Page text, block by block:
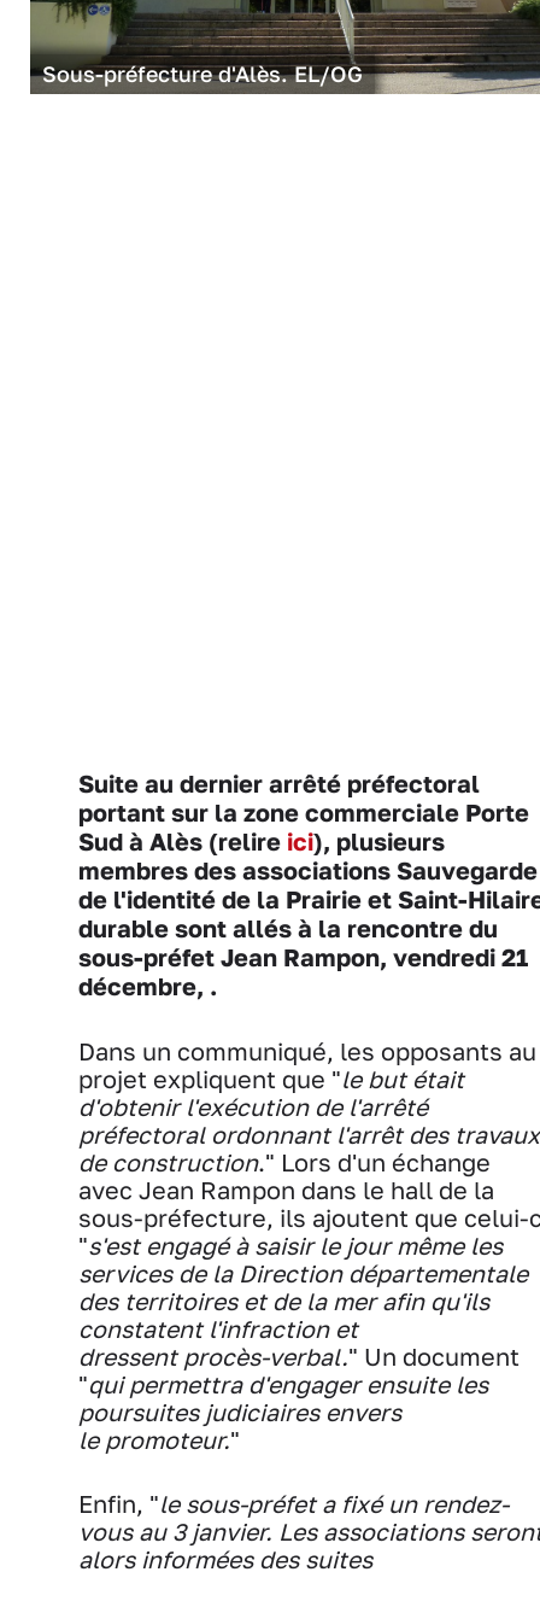
Sous-préfecture d'Alès. EL/OG
Suite au dernier arrêté préfectoral
portant sur la zone commerciale Porte
Sud à Alès (relire ici), plusieurs
membres des associations Sauvegarde
de l'identité de la Prairie et Saint-
durable sont allés à la rencontre du
sous-préfet Jean Rampon, vendredi 21
décembre, .
Dans un communiqué, les opposants au
projet expliquent que "le but était
d'obtenir l'exécution de l'arrêté
préfectoral ordonnant l'arrêt des travaux
de construction." Lors d'un échange
avec Jean Rampon dans le hall de la
sous-préfecture, ils ajoutent que celui-
"s'est engagé à saisir le jour même les
services de la Direction départementale
des territoires et de la mer afin qu'ils
constatent l'infraction et
dressent procès-verbal." Un document
"qui permettra d'engager ensuite les
poursuites judiciaires envers
le promoteur."
Enfin, "le sous-préfet a fixé un rendez-
vous au 3 janvier. Les associations
alors informées des suites